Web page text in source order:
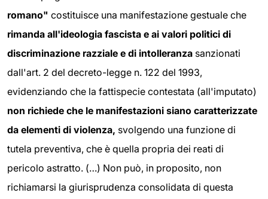
romano" costituisce una manifestazione gestuale che
rimanda all'ideologia fascista e ai valori politici di
discriminazione razziale e di intolleranza sanzionati
dall'art. 2 del decreto-legge n. 122 del 1993,
evidenziando che la fattispecie contestata (all'imputato)
non richiede che le manifestazioni siano caratterizzate
da elementi di violenza, svolgendo una funzione di
tutela preventiva, che è quella propria dei reati di
pericolo astratto. (…) Non può, in proposito, non
richiamarsi la giurisprudenza consolidata di questa